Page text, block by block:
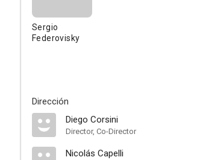
Sergio
Federovisky
Dirección
Diego Corsini
Director, Co-Director
Nicolás Capelli